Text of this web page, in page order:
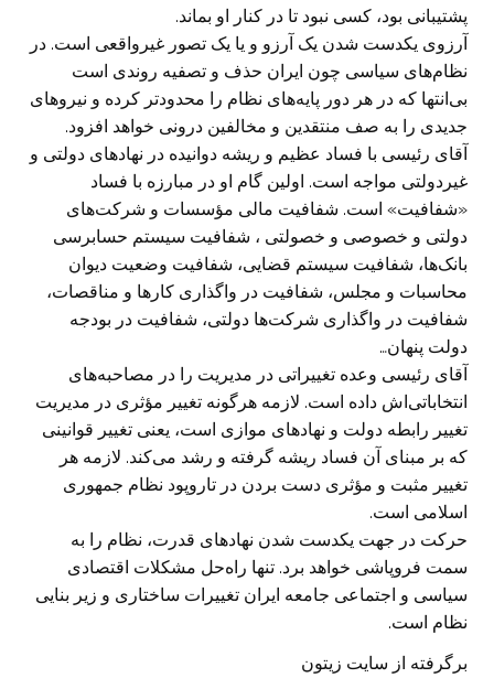
پشتیبانی بود، کسی نبود تا در کنار او بماند.
آرزوی یکدست شدن یک آرزو و یا یک تصور غیرواقعی است. در
نظام‌های سیاسی چون ایران حذف و تصفیه روندی است
بی‌انتها که در هر دور پایه‌های نظام را محدودتر کرده و نیروهای
جدیدی را به صف منتقدین و مخالفین درونی خواهد افزود.
آقای رئیسی با فساد عظیم و ریشه دوانیده در نهادهای دولتی و
غیردولتی مواجه است. اولین گام او در مبارزه با فساد
«شفافیت» است. شفافیت مالی مؤسسات و شرکت‌های
دولتی و خصوصی و خصولتی ، شفافیت سیستم حسابرسی
بانک‌ها‌، شفافیت سیستم قضایی، شفافیت وضعیت دیوان
محاسبات و مجلس، شفافیت در واگذاری کارها و مناقصات،
شفافیت در واگذاری شرکت‌ها دولتی، شفافیت در بودجه
دولت پنهان…
آقای رئیسی وعده تغییراتی در مدیریت را در مصاحبه‌های
انتخاباتی‌اش داده است. لازمه هرگونه تغییر مؤثری در مدیریت
تغییر رابطه دولت و نهادهای موازی است، یعنی تغییر قوانینی
که بر مبنای آن فساد ریشه گرفته و رشد می‌کند. لازمه هر
تغییر مثبت و مؤثری دست بردن در تاروپود نظام جمهوری
اسلامی است.
حرکت در جهت یکدست شدن نهادهای قدرت، نظام را به
سمت فروپاشی خواهد برد. تنها راه‌حل مشکلات اقتصادی
سیاسی و اجتماعی جامعه ایران تغییرات ساختاری و زیر بنایی
نظام است.
برگرفته از سایت زیتون